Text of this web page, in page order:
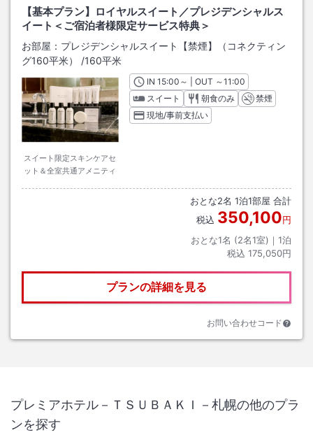
【基本プラン】ロイヤルスイート／プレジデンシャルス
イート＜ご宿泊者様限定サービス特典＞
お部屋： プレジデンシャルスイート【禁煙】（コネクティン
グ160平米）
/160平米
スイート限定スキンケアセ
ット＆全室共通アメニティ
INチェックイン
15:00 ～ | OUT チェックアウト
～11:00
スイート
朝食のみ
禁煙
現地/事前支払い
おとな2名 1泊1部屋 合計
税込 350,100円
おとな1名 (2名1室)｜ 1泊
税込 175,050円
プランの詳細を見る
お問い合わせコード
プレミアホテル－ＴＳＵＢＡＫＩ－札幌の他のプラ
ンを探す